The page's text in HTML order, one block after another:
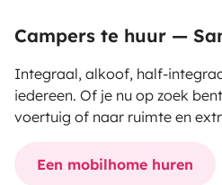
Campers te huur —
Integraal, alkoof, half-
iedereen. Of je nu op zoek
voertuig of naar ruimte en
Een mobilhome huren